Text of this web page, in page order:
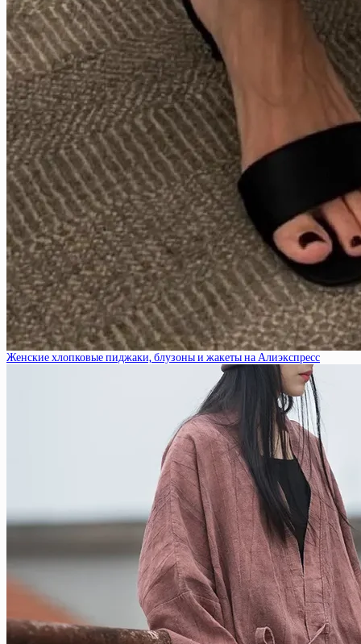
Женские хлопковые пиджаки, блузоны и жакеты на Алиэкспресс